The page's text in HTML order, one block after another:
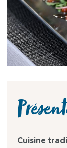
Cuisine